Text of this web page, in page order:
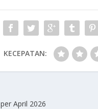
KECEPATAN:
April 2026